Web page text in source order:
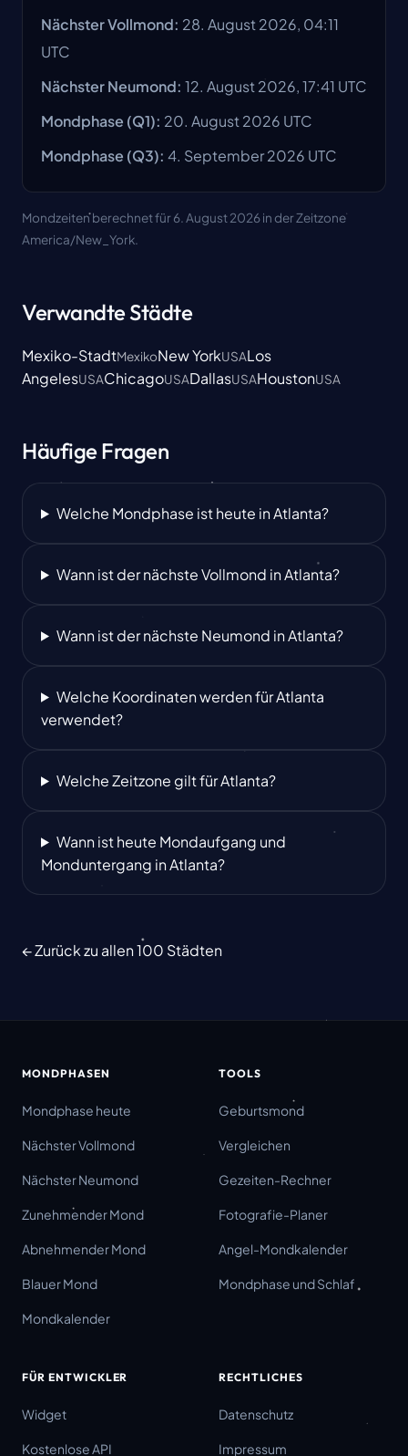
Nächster Vollmond: 28. August 2026, 04:11
UTC
Nächster Neumond: 12. August 2026, 17:41 UTC
Mondphase (Q1): 20. August 2026 UTC
Mondphase (Q3): 4. September 2026 UTC
Mondzeiten berechnet für 6. August 2026 in der Zeitzone
America/New_York.
Verwandte Städte
Mexiko-StadtMexikoNew YorkUSALos
AngelesUSAChicagoUSADallasUSAHoustonUSA
Häufige Fragen
Welche Mondphase ist heute in Atlanta?
Wann ist der nächste Vollmond in Atlanta?
Wann ist der nächste Neumond in Atlanta?
Welche Koordinaten werden für Atlanta
verwendet?
Welche Zeitzone gilt für Atlanta?
Wann ist heute Mondaufgang und
Monduntergang in Atlanta?
← Zurück zu allen 100 Städten
MONDPHASEN
Mondphase heute
Nächster Vollmond
Nächster Neumond
Zunehmender Mond
Abnehmender Mond
Blauer Mond
Mondkalender
TOOLS
Geburtsmond
Vergleichen
Gezeiten-Rechner
Fotografie-Planer
Angel-Mondkalender
Mondphase und Schlaf
FÜR ENTWICKLER
Widget
Kostenlose API
RECHTLICHES
Datenschutz
Impressum